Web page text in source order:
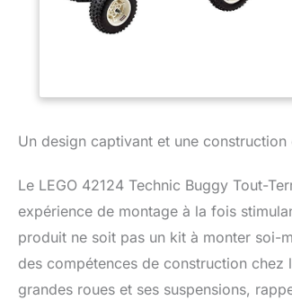
Un design captivant et une construction
Le LEGO 42124 Technic Buggy Tout-
expérience de montage à la fois
produit ne soit pas un kit à monter soi-
des compétences de construction chez
grandes roues et ses suspensions,